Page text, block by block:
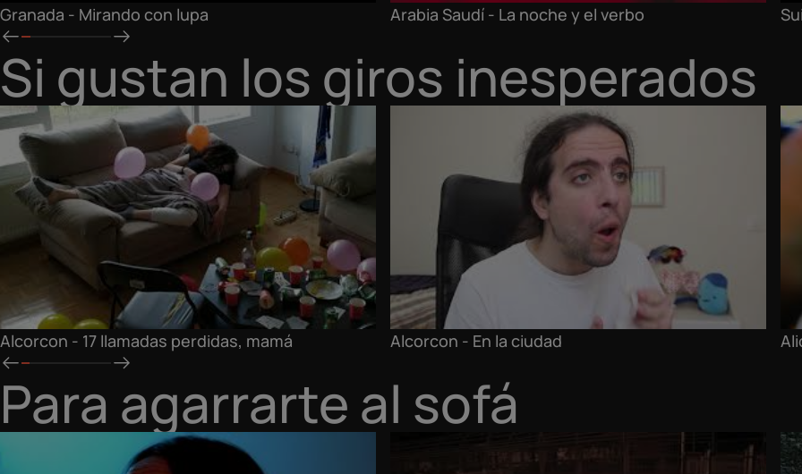
Granada - Mirando con lupa Arabia Saudí - La noche y el verbo
Si gustan los giros inesperados
Alcorcon - 17 llamadas perdidas, mamá Alcorcon - En la ciudad
Para agarrarte al sofá